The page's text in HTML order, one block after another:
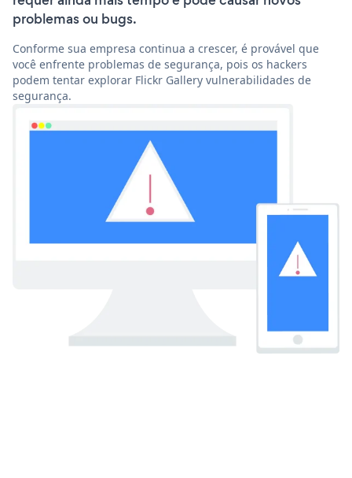
problemas ou bugs.
Conforme sua empresa continua a crescer, é provável que
você enfrente problemas de segurança, pois os hackers
podem tentar explorar Flickr Gallery vulnerabilidades de
segurança.